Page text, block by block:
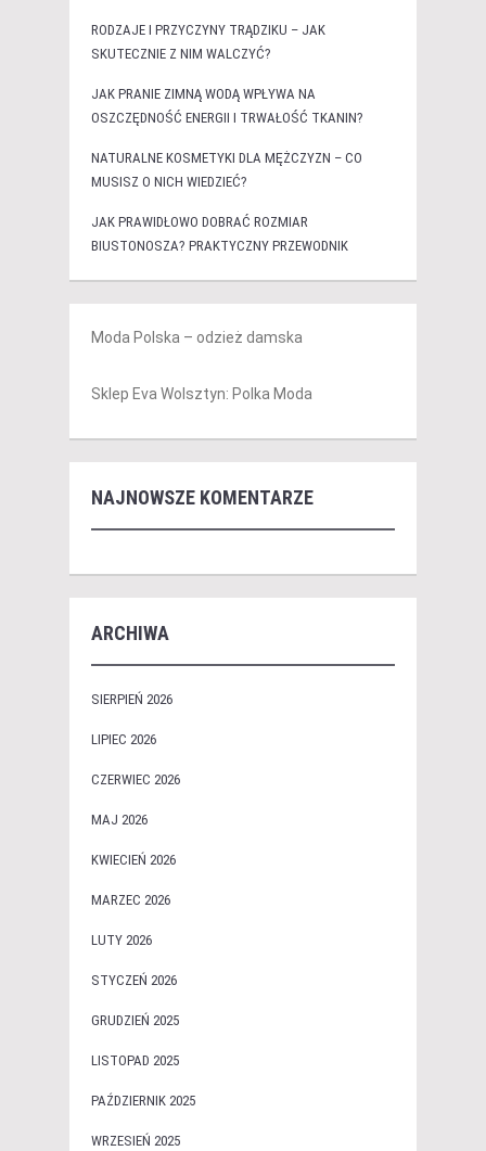
RODZAJE I PRZYCZYNY TRĄDZIKU – JAK
SKUTECZNIE Z NIM WALCZYĆ?
JAK PRANIE ZIMNĄ WODĄ WPŁYWA NA
OSZCZĘDNOŚĆ ENERGII I TRWAŁOŚĆ TKANIN?
NATURALNE KOSMETYKI DLA MĘŻCZYZN – CO
MUSISZ O NICH WIEDZIEĆ?
JAK PRAWIDŁOWO DOBRAĆ ROZMIAR
BIUSTONOSZA? PRAKTYCZNY PRZEWODNIK
Moda Polska – odzież damska
Sklep Eva Wolsztyn: Polka Moda
NAJNOWSZE KOMENTARZE
ARCHIWA
SIERPIEŃ 2026
LIPIEC 2026
CZERWIEC 2026
MAJ 2026
KWIECIEŃ 2026
MARZEC 2026
LUTY 2026
STYCZEŃ 2026
GRUDZIEŃ 2025
LISTOPAD 2025
PAŹDZIERNIK 2025
WRZESIEŃ 2025